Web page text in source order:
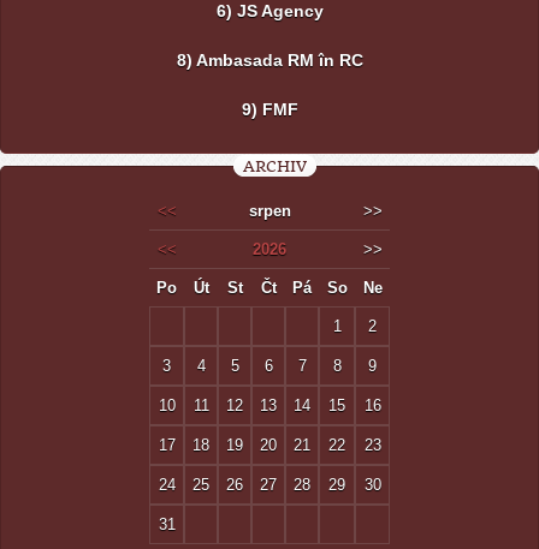
6) JS Agency
8) Ambasada RM în RC
9) FMF
ARCHIV
<< srpen >>
<< 2026 >>
Po Út St Čt Pá So Ne
1 2
3 4 5 6 7 8 9
10 11 12 13 14 15 16
17 18 19 20 21 22 23
24 25 26 27 28 29 30
31